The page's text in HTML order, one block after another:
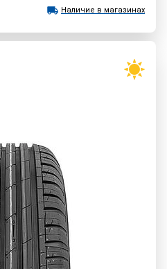
Наличие в магазинах